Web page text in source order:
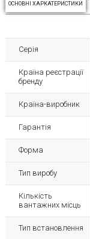
ОСНОВНІ ХАРКАТЕРИСТИКИ
Серія
Країна реєстрації
бренду
Країна-виробник
Гарантія
Форма
Тип виробу
Кількість
вантажних місць
Тип встановлення